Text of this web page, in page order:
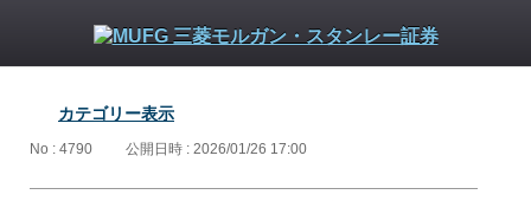
カテゴリー表示
No : 4790 公開日時 : 2026/01/26 17:00